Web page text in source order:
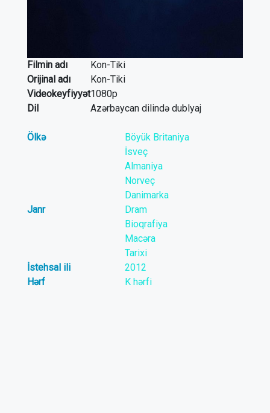
Filmin adı
Kon-Tiki
Orijinal adı
Kon-Tiki
Videokeyfiyyət1080p
Dil
Azərbaycan dilində dublyaj
Ölkə
Böyük Britaniya
İsveç
Almaniya
Norveç
Danimarka
Janr
Dram
Bioqrafiya
Macəra
Tarixi
İstehsal ili
2012
Hərf
K hərfi